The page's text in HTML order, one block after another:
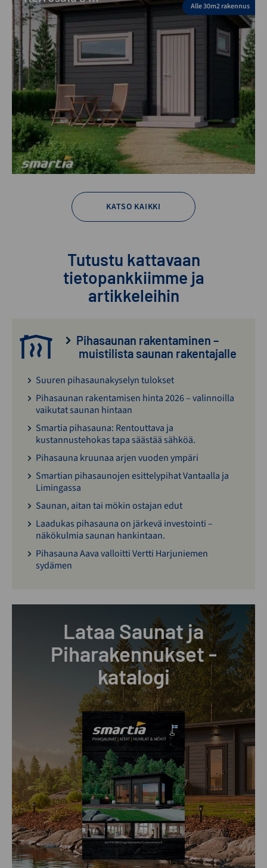
Alle 30m2 rakennus
KATSO KAIKKI
Tutustu kattavaan
tietopankkiimme ja
artikkeleihin
Pihasaunan rakentaminen –
muistilista saunan rakentajalle
Suuren pihasaunakyselyn tulokset
Pihasaunan rakentamisen hinta 2026 – valinnoilla
vaikutat saunan hintaan
Smartia pihasauna: Rentouttava ja
kustannustehokas tapa säästää sähköä.
Pihasauna kruunaa arjen vuoden ympäri
Smartian pihasaunojen esittelypihat Vantaalla ja
Limingassa
Saunan, aitan tai mökin ostajan edut
Laadukas pihasauna on järkevä investointi –
näkökulmia saunan hankintaan.
Pihasauna Aava valloitti Vertti Harjuniemen
sydämen
Lataa Saunat ja
Piharakennukset -
katalogi